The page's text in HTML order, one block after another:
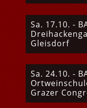
Sa. 17.10. -
Gleisdorf
Sa. 24.10. -
Grazer